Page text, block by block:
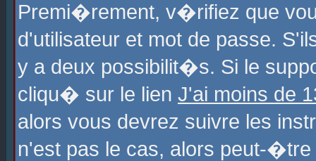
Premi�rement, v�rifiez que
d'utilisateur et mot de passe.
y a deux possibilit�s. Si le
cliqu� sur le lien J'ai moins de
alors vous devrez suivre les
n'est pas le cas, alors peut-